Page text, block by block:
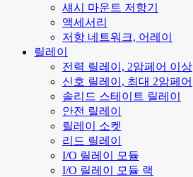
섀시 마운트 저항기
액세서리
저항 네트워크, 어레이
릴레이
전력 릴레이, 2암페어 이상
신호 릴레이, 최대 2암페어
솔리드 스테이트 릴레이
안전 릴레이
릴레이 소켓
리드 릴레이
I/O 릴레이 모듈
I/O 릴레이 모듈 랙